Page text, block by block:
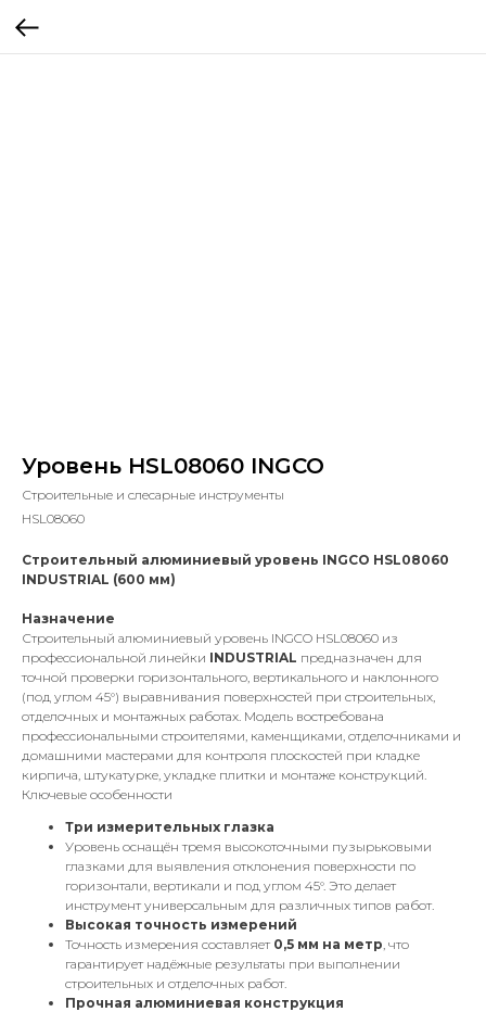
Уровень HSL08060 INGCO
Строительные и слесарные инструменты
HSL08060
Строительный алюминиевый уровень INGCO HSL08060
INDUSTRIAL (600 мм)
Назначение
Строительный алюминиевый уровень INGCO HSL08060 из
профессиональной линейки INDUSTRIAL предназначен для
точной проверки горизонтального, вертикального и наклонного
(под углом 45°) выравнивания поверхностей при строительных,
отделочных и монтажных работах. Модель востребована
профессиональными строителями, каменщиками, отделочниками и
домашними мастерами для контроля плоскостей при кладке
кирпича, штукатурке, укладке плитки и монтаже конструкций.
Ключевые особенности
Три измерительных глазка
Уровень оснащён тремя высокоточными пузырьковыми
глазками для выявления отклонения поверхности по
горизонтали, вертикали и под углом 45°. Это делает
инструмент универсальным для различных типов работ.
Высокая точность измерений
Точность измерения составляет 0,5 мм на метр, что
гарантирует надёжные результаты при выполнении
строительных и отделочных работ.
Прочная алюминиевая конструкция